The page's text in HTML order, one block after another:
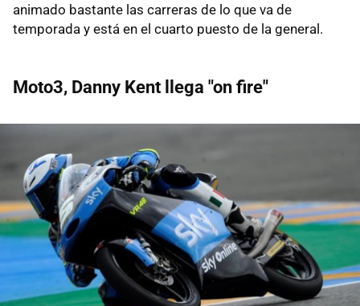
animado bastante las carreras de lo que va de
temporada y está en el cuarto puesto de la general.
Moto3, Danny Kent llega "on fire"